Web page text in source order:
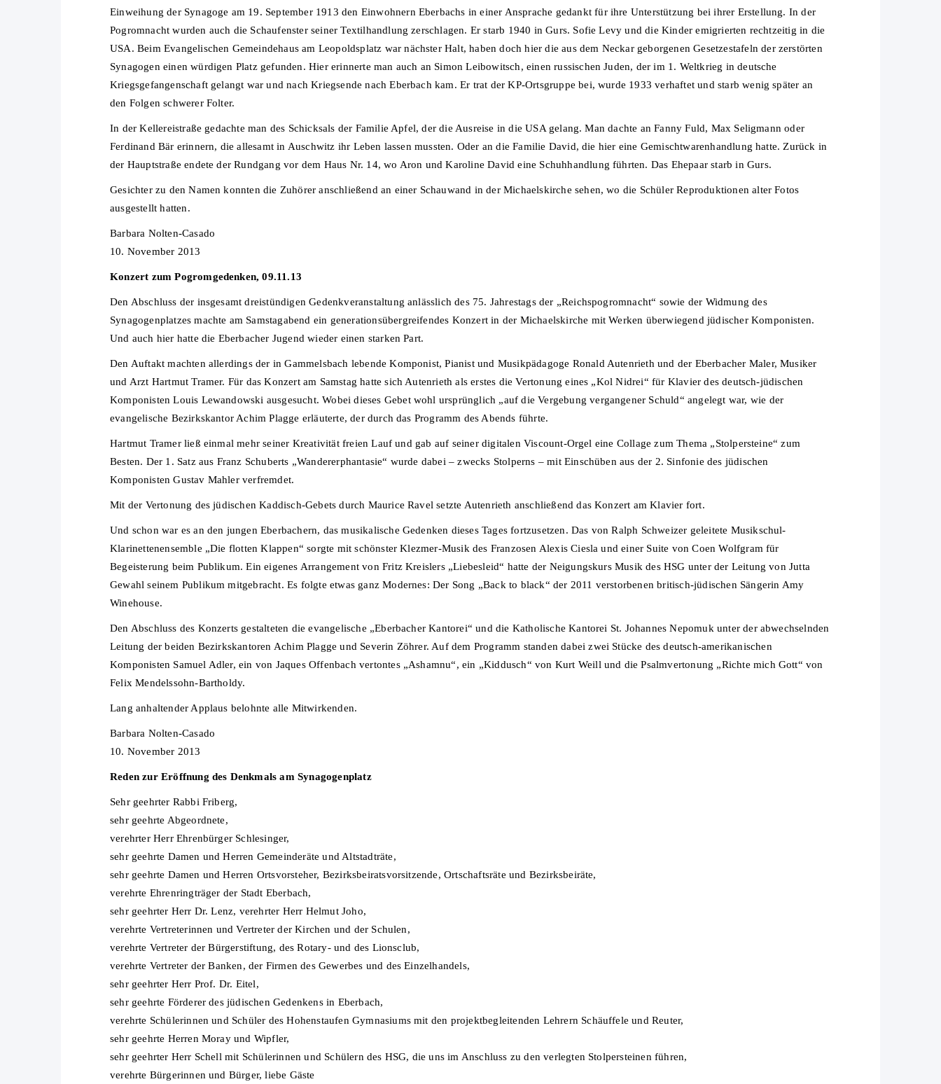
Einweihung der Synagoge am 19. September 1913 den Einwohnern Eberbachs in einer Ansprache gedankt für ihre Unterstützung bei ihrer Erstellung. In der
Pogromnacht wurden auch die Schaufenster seiner Textilhandlung zerschlagen. Er starb 1940 in Gurs. Sofie Levy und die Kinder emigrierten rechtzeitig in die
USA. Beim Evangelischen Gemeindehaus am Leopoldsplatz war nächster Halt, haben doch hier die aus dem Neckar geborgenen Gesetzestafeln der zerstörten
Synagogen einen würdigen Platz gefunden. Hier erinnerte man auch an Simon Leibowitsch, einen russischen Juden, der im 1. Weltkrieg in deutsche
Kriegsgefangenschaft gelangt war und nach Kriegsende nach Eberbach kam. Er trat der KP-Ortsgruppe bei, wurde 1933 verhaftet und starb wenig später an
den Folgen schwerer Folter.
In der Kellereistraße gedachte man des Schicksals der Familie Apfel, der die Ausreise in die USA gelang. Man dachte an Fanny Fuld, Max Seligmann oder
Ferdinand Bär erinnern, die allesamt in Auschwitz ihr Leben lassen mussten. Oder an die Familie David, die hier eine Gemischtwarenhandlung hatte. Zurück in
der Hauptstraße endete der Rundgang vor dem Haus Nr. 14, wo Aron und Karoline David eine Schuhhandlung führten. Das Ehepaar starb in Gurs.
Gesichter zu den Namen konnten die Zuhörer anschließend an einer Schauwand in der Michaelskirche sehen, wo die Schüler Reproduktionen alter Fotos
ausgestellt hatten.
Barbara Nolten-Casado
10. November 2013
Konzert zum Pogromgedenken, 09.11.13
Den Abschluss der insgesamt dreistündigen Gedenkveranstaltung anlässlich des 75. Jahrestags der „Reichspogromnacht“ sowie der Widmung des
Synagogenplatzes machte am Samstagabend ein generationsübergreifendes Konzert in der Michaelskirche mit Werken überwiegend jüdischer Komponisten.
Und auch hier hatte die Eberbacher Jugend wieder einen starken Part.
Den Auftakt machten allerdings der in Gammelsbach lebende Komponist, Pianist und Musikpädagoge Ronald Autenrieth und der Eberbacher Maler, Musiker
und Arzt Hartmut Tramer. Für das Konzert am Samstag hatte sich Autenrieth als erstes die Vertonung eines „Kol Nidrei“ für Klavier des deutsch-jüdischen
Komponisten Louis Lewandowski ausgesucht. Wobei dieses Gebet wohl ursprünglich „auf die Vergebung vergangener Schuld“ angelegt war, wie der
evangelische Bezirkskantor Achim Plagge erläuterte, der durch das Programm des Abends führte.
Hartmut Tramer ließ einmal mehr seiner Kreativität freien Lauf und gab auf seiner digitalen Viscount-Orgel eine Collage zum Thema „Stolpersteine“ zum
Besten. Der 1. Satz aus Franz Schuberts „Wandererphantasie“ wurde dabei – zwecks Stolperns – mit Einschüben aus der 2. Sinfonie des jüdischen
Komponisten Gustav Mahler verfremdet.
Mit der Vertonung des jüdischen Kaddisch-Gebets durch Maurice Ravel setzte Autenrieth anschließend das Konzert am Klavier fort.
Und schon war es an den jungen Eberbachern, das musikalische Gedenken dieses Tages fortzusetzen. Das von Ralph Schweizer geleitete Musikschul-
Klarinettenensemble „Die flotten Klappen“ sorgte mit schönster Klezmer-Musik des Franzosen Alexis Ciesla und einer Suite von Coen Wolfgram für
Begeisterung beim Publikum. Ein eigenes Arrangement von Fritz Kreislers „Liebesleid“ hatte der Neigungskurs Musik des HSG unter der Leitung von Jutta
Gewahl seinem Publikum mitgebracht. Es folgte etwas ganz Modernes: Der Song „Back to black“ der 2011 verstorbenen britisch-jüdischen Sängerin Amy
Winehouse.
Den Abschluss des Konzerts gestalteten die evangelische „Eberbacher Kantorei“ und die Katholische Kantorei St. Johannes Nepomuk unter der abwechselnden
Leitung der beiden Bezirkskantoren Achim Plagge und Severin Zöhrer. Auf dem Programm standen dabei zwei Stücke des deutsch-amerikanischen
Komponisten Samuel Adler, ein von Jaques Offenbach vertontes „Ashamnu“, ein „Kiddusch“ von Kurt Weill und die Psalmvertonung „Richte mich Gott“ von
Felix Mendelssohn-Bartholdy.
Lang anhaltender Applaus belohnte alle Mitwirkenden.
Barbara Nolten-Casado
10. November 2013
Reden zur Eröffnung des Denkmals am Synagogenplatz
Sehr geehrter Rabbi Friberg,
sehr geehrte Abgeordnete,
verehrter Herr Ehrenbürger Schlesinger,
sehr geehrte Damen und Herren Gemeinderäte und Altstadträte,
sehr geehrte Damen und Herren Ortsvorsteher, Bezirksbeiratsvorsitzende, Ortschaftsräte und Bezirksbeiräte,
verehrte Ehrenringträger der Stadt Eberbach,
sehr geehrter Herr Dr. Lenz, verehrter Herr Helmut Joho,
verehrte Vertreterinnen und Vertreter der Kirchen und der Schulen,
verehrte Vertreter der Bürgerstiftung, des Rotary- und des Lionsclub,
verehrte Vertreter der Banken, der Firmen des Gewerbes und des Einzelhandels,
sehr geehrter Herr Prof. Dr. Eitel,
sehr geehrte Förderer des jüdischen Gedenkens in Eberbach,
verehrte Schülerinnen und Schüler des Hohenstaufen Gymnasiums mit den projektbegleitenden Lehrern Schäuffele und Reuter,
sehr geehrte Herren Moray und Wipfler,
sehr geehrter Herr Schell mit Schülerinnen und Schülern des HSG, die uns im Anschluss zu den verlegten Stolpersteinen führen,
verehrte Bürgerinnen und Bürger, liebe Gäste